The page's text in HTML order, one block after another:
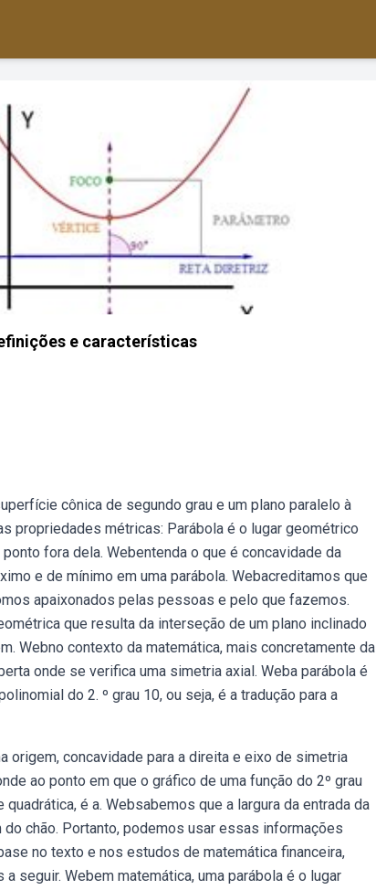
e características
cônica de segundo grau e um plano paralelo à
propriedades métricas: Parábola é o lugar geométrico
fora dela. Webentenda o que é concavidade da
e de mínimo em uma parábola. Webacreditamos que
apaixonados pelas pessoas e pelo que fazemos.
que resulta da interseção de um plano inclinado
Webno contexto da matemática, mais concretamente da
onde se verifica uma simetria axial. Weba parábola é
do 2. º grau 10, ou seja, é a tradução para a
origem, concavidade para a direita e eixo de simetria
ao ponto em que o gráfico de uma função do 2º grau
é a. Websabemos que a largura da entrada da
chão. Portanto, podemos usar essas informações
no texto e nos estudos de matemática financeira,
seguir. Webem matemática, uma parábola é o lugar